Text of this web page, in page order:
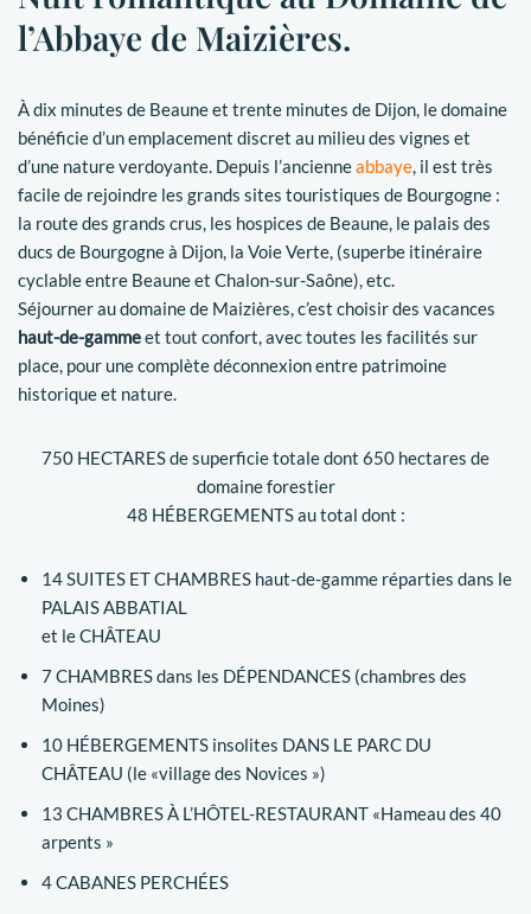
l’Abbaye de Maizières.
À dix minutes de Beaune et trente minutes de Dijon, le domaine
bénéficie d’un emplacement discret au milieu des vignes et
d’une nature verdoyante. Depuis l’ancienneabbaye, il est très
facile de rejoindre les grands sites touristiques de Bourgogne :
la route des grands crus, les hospices de Beaune, le palais des
ducs de Bourgogne à Dijon, la Voie Verte, (superbe itinéraire
cyclable entre Beaune et Chalon-sur-Saône), etc.
Séjourner au domaine de Maizières, c’est choisir des vacances
haut-de-gammeet tout confort, avec toutes les facilités sur
place, pour une complète déconnexion entre patrimoine
historique et nature.
750 HECTARES de superficie totale dont 650 hectares de
domaine forestier
48 HÉBERGEMENTS au total dont :
14 SUITES ET CHAMBRES haut-de-gamme réparties dans le
PALAIS ABBATIAL
et le CHÂTEAU
7 CHAMBRES dans les DÉPENDANCES (chambres des
Moines)
10 HÉBERGEMENTS insolites DANS LE PARC DU
CHÂTEAU (le «village des Novices »)
13 CHAMBRES À L’HÔTEL-RESTAURANT «Hameau des 40
arpents »
4 CABANES PERCHÉES